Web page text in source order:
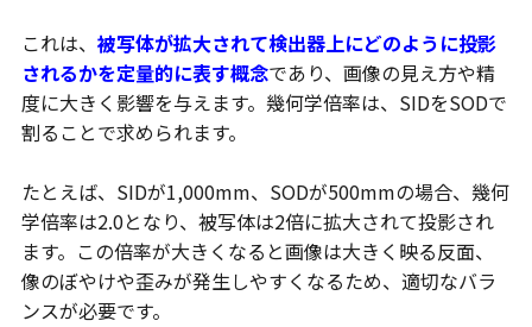
これは、 被写体が拡大されて検出器上にどのように投影
されるかを定量的に表す概念であり、画像の見え方や精
度に大きく影響を与えます。幾何学倍率は、SIDをSODで
割ることで求められます。
たとえば、SIDが1,000mm、SODが500mmの場合、幾何
学倍率は2.0となり、被写体は2倍に拡大されて投影され
ます。この倍率が大きくなると画像は大きく映る反面、
像のぼやけや歪みが発生しやすくなるため、適切なバラ
ンスが必要です。